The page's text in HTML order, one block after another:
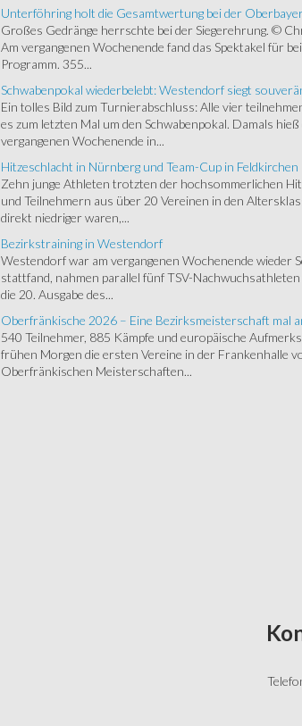
Unterföhring holt die Gesamtwertung bei der
Großes Gedränge herrschte bei der Siegerehrung. ©
Am vergangenen Wochenende fand das Spektakel für
Programm. 355...
Schwabenpokal wiederbelebt: Westendorf siegt
Ein tolles Bild zum Turnierabschluss: Alle vier
es zum letzten Mal um den Schwabenpokal. Damals
vergangenen Wochenende in...
Hitzeschlacht in Nürnberg und Team-Cup in Feldkirchen
Zehn junge Athleten trotzten der hochsommerlichen
und Teilnehmern aus über 20 Vereinen in den
direkt niedriger waren,...
Bezirkstraining in Westendorf
Westendorf war am vergangenen Wochenende wieder
stattfand, nahmen parallel fünf TSV-
die 20. Ausgabe des...
Oberfränkische 2026 – Eine Bezirksmeisterschaft mal
540 Teilnehmer, 885 Kämpfe und europäische
frühen Morgen die ersten Vereine in der Frankenhalle
Oberfränkischen Meisterschaften...